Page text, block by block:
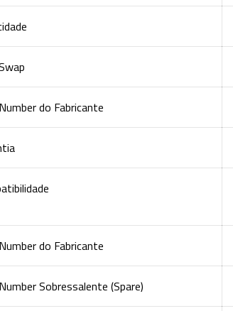
do Fabricante
do Fabricante
Sobressalente (Spare)